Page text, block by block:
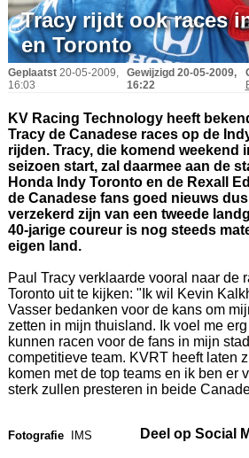
English
Tracy rijdt ook races
en Toronto
Geplaatst 20-05-2009,
16:03
Gewijzigd 20-05-2009,
16:22
KV Racing Technology heeft
Tracy de Canadese races op de
rijden. Tracy, die komend weekend
seizoen start, zal daarmee aan de
Honda Indy Toronto en de Rexall
de Canadese fans goed nieuws
verzekerd zijn van een tweede
40-jarige coureur is nog steeds
eigen land.
Paul Tracy verklaarde vooral naar de
Toronto uit te kijken: "Ik wil Kevin
Vasser bedanken voor de kans om
zetten in mijn thuisland. Ik voel me
kunnen racen voor de fans in mijn
competitieve team. KVRT heeft laten
komen met de top teams en ik ben er
sterk zullen presteren in beide
Fotografie IMS Deel op Social